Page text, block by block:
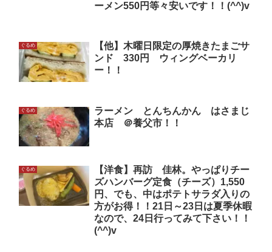
ーメン550円等々安いです！！(^^)v
ぐるめ
【他】木曜日限定の厚焼きたまごサ
ンド 330円 ウィングベーカリ
ー！！
ぐるめ
ラーメン とんちんかん はさまじ
本店 ＠養父市！！
ぐるめ
【洋食】再訪 佳林。やっぱりチー
ズハンバーグ定食（チーズ）1,550
円、でも、中はポテトサラダ入りの
方がお得！！21日～23日は夏季休暇
なので、24日行ってみて下さい！！
(^^)v